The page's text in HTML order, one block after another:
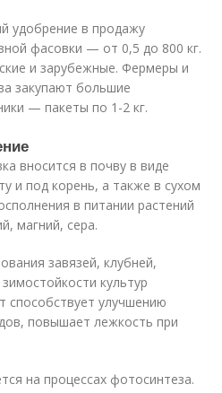
удобрение в продажу
фасовки — от 0,5 до 800 кг.
и зарубежные. Фермеры и
закупают большие
— пакеты по 1-2 кг.
вносится в почву в виде
и под корень, а также в сухом
в питании растений
магний, сера.
завязей, клубней,
культур
способствует улучшению
повышает лежкость при
на процессах фотосинтеза.